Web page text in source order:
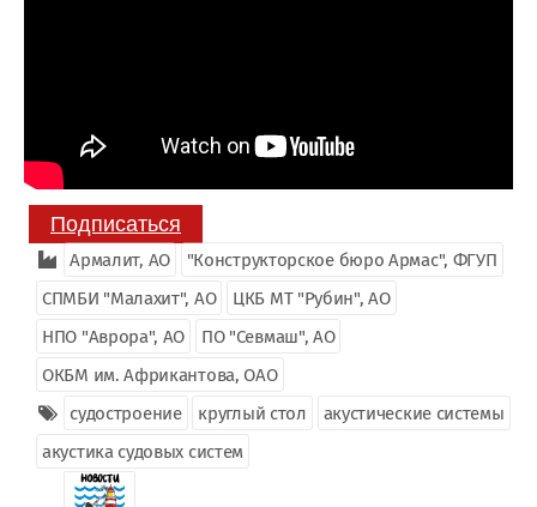
Подписаться
Армалит, АО
"Конструкторское бюро Армас", ФГУП
СПМБИ "Малахит", АО
ЦКБ МТ "Рубин", АО
НПО "Аврора", АО
ПО "Севмаш", АО
ОКБМ им. Африкантова, ОАО
судостроение
круглый стол
акустические системы
акустика судовых систем